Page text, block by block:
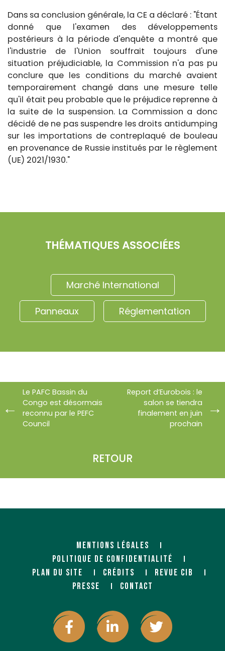
Dans sa conclusion générale, la CE a déclaré : "Étant
donné que l'examen des développements
postérieurs à la période d'enquête a montré que
l'industrie de l'Union souffrait toujours d'une
situation préjudiciable, la Commission n'a pas pu
conclure que les conditions du marché avaient
temporairement changé dans une mesure telle
qu'il était peu probable que le préjudice reprenne à
la suite de la suspension. La Commission a donc
décidé de ne pas suspendre les droits antidumping
sur les importations de contreplaqué de bouleau
en provenance de Russie institués par le règlement
(UE) 2021/1930."
THÉMATIQUES ASSOCIÉES
Marché International
Panneaux Réglementation
Le PAFC Bassin du
Congo est désormais
reconnu par le PEFC
Council
RETOUR
Report d’Eurobois : le
salon se tiendra
finalement en juin
prochain
MENTIONS LÉGALES
POLITIQUE DE CONFIDENTIALITÉ
PLAN DU SITE
CRÉDITS
REVUE CIB
PRESSE
CONTACT